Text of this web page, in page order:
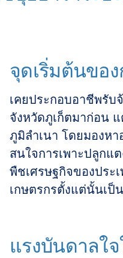
จุดเริ่มต้นขอ
เคยประกอบอาชีพรับ
จังหวัดภูเก็ตมาก่อน
ภูมิลำเนา โดยมองหา
สนใจการเพาะปลูกแ
พืชเศรษฐกิจของประ
เกษตรกรตั้งแต่นั้นเป็
แรงบันดาลใ